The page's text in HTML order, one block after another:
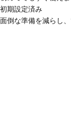
初期設定済み
面倒な準備を減らし